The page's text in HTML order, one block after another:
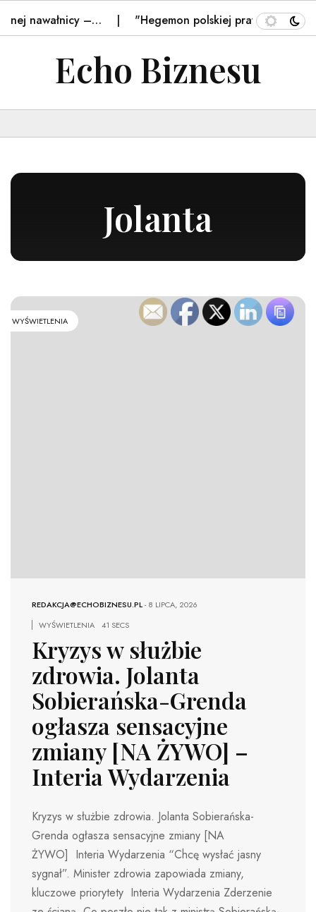
nawałnicy –… "Hegemon polskiej prawicy". W
Echo Biznesu
Jolanta
WYŚWIETLENIA
REDAKCJA@ECHOBIZNESU.PL-8 LIPCA, 2026
WYŚWIETLENIA
41 SECS
Kryzys w służbie
zdrowia. Jolanta
Sobierańska-Grenda
ogłasza sensacyjne
zmiany [NA ŻYWO] –
Interia Wydarzenia
Kryzys w służbie zdrowia. Jolanta Sobierańska-
Grenda ogłasza sensacyjne zmiany [NA
ŻYWO] Interia Wydarzenia “Chcę wysłać jasny
sygnał”. Minister zdrowia zapowiada zmiany,
kluczowe priorytety Interia Wydarzenia Zderzenie